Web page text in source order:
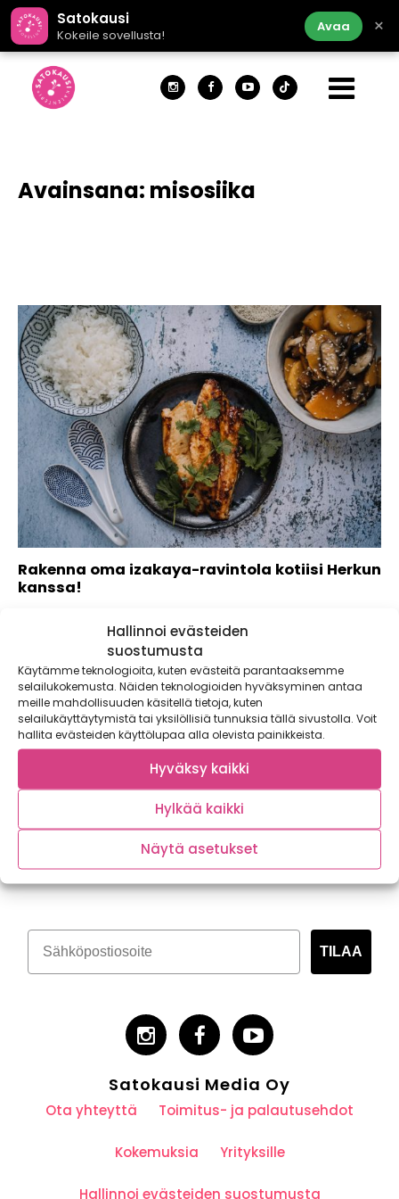
Hallinnoi evästeiden
suostumusta
Käytämme teknologioita, kuten evästeitä parantaaksemme
selailukokemusta. Näiden teknologioiden hyväksyminen antaa
meille mahdollisuuden käsitellä tietoja, kuten
selailukäyttäytymistä tai yksilöllisiä tunnuksia tällä sivustolla. Voit
hallita evästeiden käyttölupaa alla olevista painikkeista.
Hyväksy kaikki
Hylkää kaikki
Näytä asetukset
Satokausi
Kokeile sovellusta!
Avaa ×
Avainsana: misosiika
Rakenna oma izakaya-ravintola kotiisi Herkun
kanssa!
Herkku -myymälät sekä Satokausi-jengin sydämet
tammikuun ajaksi....
Tilaa kasvispitoinen uutiskirje
TILAA
Satokausi Media Oy
Ota yhteyttä Toimitus- ja palautusehdot
Kokemuksia Yrityksille
Hallinnoi evästeiden suostumusta